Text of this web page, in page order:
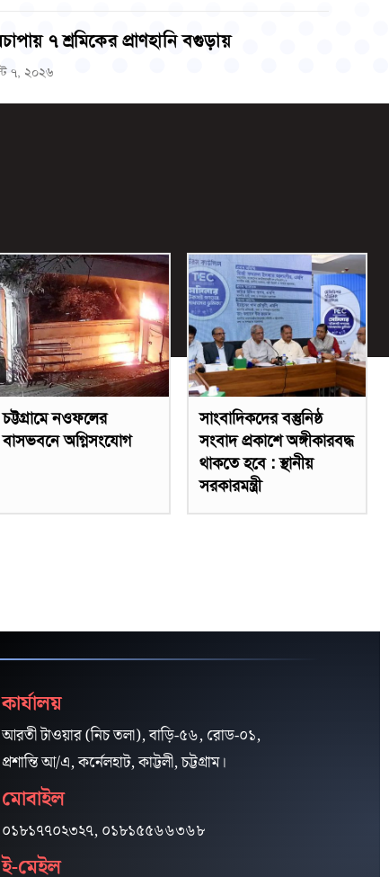
৭ শ্রমিকের প্রাণহানি বগুড়ায়
৭, ২০২৬
চট্টগ্রামে নওফলের
বাসভবনে অগ্নিসংযোগ
সাংবাদিকদের বস্তুনিষ্ঠ
সংবাদ প্রকাশে অঙ্গীকারবদ্ধ
থাকতে হবে : স্থানীয়
সরকারমন্ত্রী
কার্যালয়
আরতী টাওয়ার (নিচ তলা), বাড়ি-৫৬, রোড-০১,
প্রশান্তি আ/এ, কর্নেলহাট, কাট্টলী, চট্টগ্রাম।
মোবাইল
০১৮১৭৭০২৩২৭, ০১৮১৫৫৬৬৩৬৮
ই-মেইল